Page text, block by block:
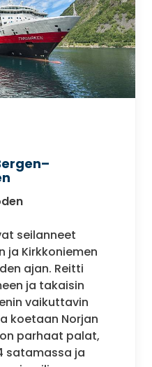
seilanneet
ja Kirkkoniemen
ajan. Reitti
ja takaisin
vaikuttavin
koetaan Norjan
parhaat palat,
satamassa ja